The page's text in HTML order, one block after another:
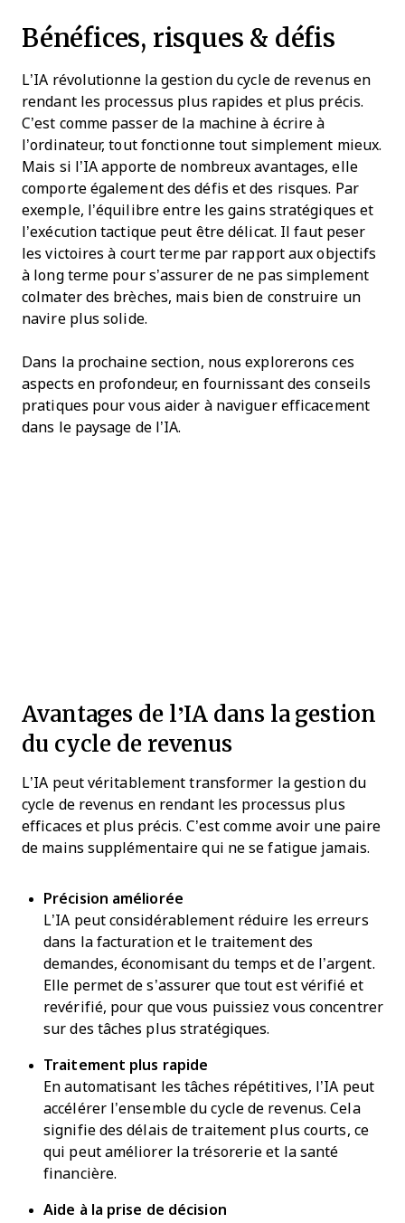
Bénéfices, risques & défis
L’IA révolutionne la gestion du cycle de revenus en
rendant les processus plus rapides et plus précis.
C’est comme passer de la machine à écrire à
l’ordinateur, tout fonctionne tout simplement mieux.
Mais si l’IA apporte de nombreux avantages, elle
comporte également des défis et des risques. Par
exemple, l’équilibre entre les gains stratégiques et
l’exécution tactique peut être délicat. Il faut peser
les victoires à court terme par rapport aux objectifs
à long terme pour s’assurer de ne pas simplement
colmater des brèches, mais bien de construire un
navire plus solide.
Dans la prochaine section, nous explorerons ces
aspects en profondeur, en fournissant des conseils
pratiques pour vous aider à naviguer efficacement
dans le paysage de l’IA.
Avantages de l’IA dans la gestion
du cycle de revenus
L’IA peut véritablement transformer la gestion du
cycle de revenus en rendant les processus plus
efficaces et plus précis. C’est comme avoir une paire
de mains supplémentaire qui ne se fatigue jamais.
Précision améliorée
L’IA peut considérablement réduire les erreurs
dans la facturation et le traitement des
demandes, économisant du temps et de l’argent.
Elle permet de s’assurer que tout est vérifié et
revérifié, pour que vous puissiez vous concentrer
sur des tâches plus stratégiques.
Traitement plus rapide
En automatisant les tâches répétitives, l’IA peut
accélérer l’ensemble du cycle de revenus. Cela
signifie des délais de traitement plus courts, ce
qui peut améliorer la trésorerie et la santé
financière.
Aide à la prise de décision